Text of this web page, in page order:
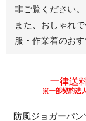
春夏
スモック
春夏
ア
非ご覧ください。
また、おしゃれ
服・作業着のおす
防風ジョガーパ